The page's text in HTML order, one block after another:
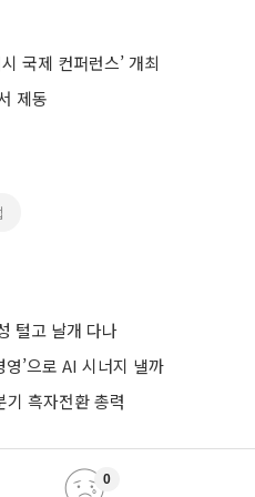
국제 컨퍼런스’ 개최
제동
털고 날개 다나
’으로 AI 시너지 낼까
기 흑자전환 총력
0